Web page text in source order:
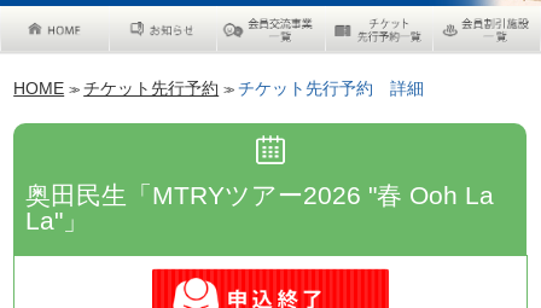
HOME >> チケット先行予約 >> チケット先行予約 詳細
奥⽥⺠⽣「MTRYツアー2026 "春 Ooh La
La"」